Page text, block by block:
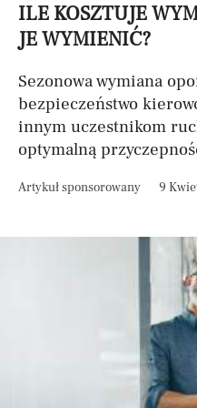
ILE KOSZTUJE
JE WYMIENIĆ?
Sezonowa wymiana
bezpieczeństwo
innym uczestnikom
optymalną
Artykuł sponsorowany 9